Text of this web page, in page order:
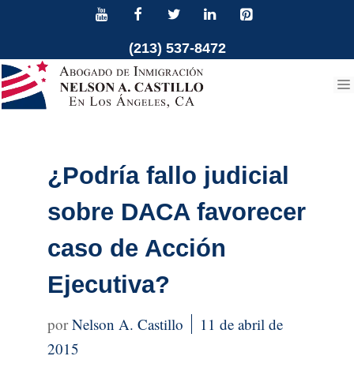
contenido
(213) 537-8472
¿Podría fallo judicial
sobre DACA favorecer
caso de Acción
Ejecutiva?
Nelson A. Castillo
11 de abril de
2015